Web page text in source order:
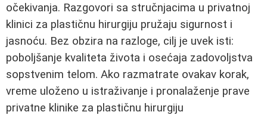
očekivanja. Razgovori sa stručnjacima u privatnoj
klinici za plastičnu hirurgiju pružaju sigurnost i
jasnoću. Bez obzira na razloge, cilj je uvek isti:
poboljšanje kvaliteta života i osećaja zadovoljstva
sopstvenim telom. Ako razmatrate ovakav korak,
vreme uloženo u istraživanje i pronalaženje prave
privatne klinike za plastičnu hirurgiju